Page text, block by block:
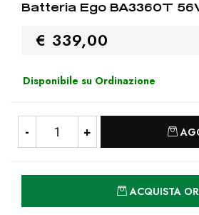
Batteria Ego BA3360T
€ 339,00
Disponibile su Ordinazione
ACQUISTA